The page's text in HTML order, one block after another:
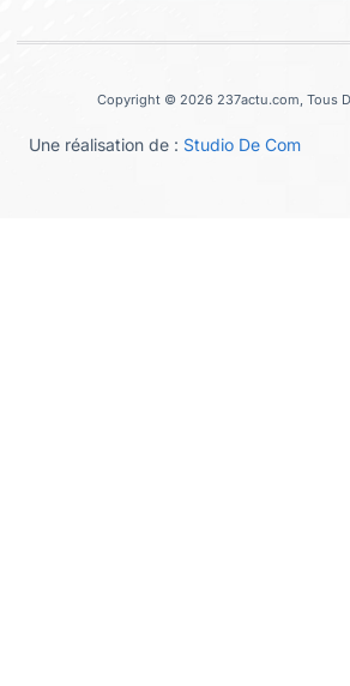
Copyright © 2026 237actu.com, Tous
Une réalisation de : Studio De Com